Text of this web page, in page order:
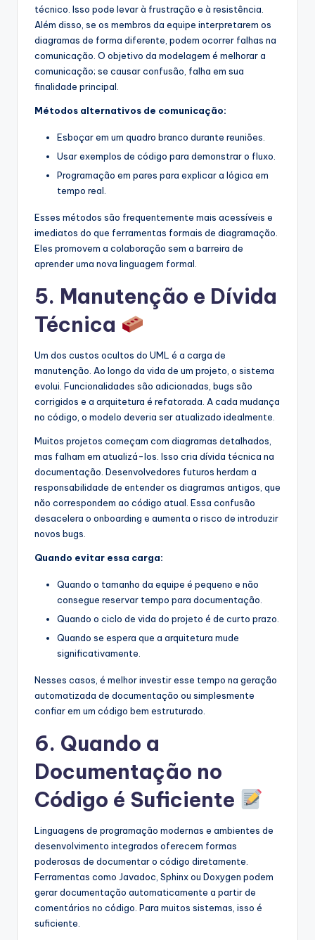
técnico. Isso pode levar à frustração e à resistência.
Além disso, se os membros da equipe interpretarem os
diagramas de forma diferente, podem ocorrer falhas na
comunicação. O objetivo da modelagem é melhorar a
comunicação; se causar confusão, falha em sua
finalidade principal.
Métodos alternativos de comunicação:
Esboçar em um quadro branco durante reuniões.
Usar exemplos de código para demonstrar o fluxo.
Programação em pares para explicar a lógica em
tempo real.
Esses métodos são frequentemente mais acessíveis e
imediatos do que ferramentas formais de diagramação.
Eles promovem a colaboração sem a barreira de
aprender uma nova linguagem formal.
5. Manutenção e Dívida
Técnica
Um dos custos ocultos do UML é a carga de
manutenção. Ao longo da vida de um projeto, o sistema
evolui. Funcionalidades são adicionadas, bugs são
corrigidos e a arquitetura é refatorada. A cada mudança
no código, o modelo deveria ser atualizado idealmente.
Muitos projetos começam com diagramas detalhados,
mas falham em atualizá-los. Isso cria dívida técnica na
documentação. Desenvolvedores futuros herdam a
responsabilidade de entender os diagramas antigos, que
não correspondem ao código atual. Essa confusão
desacelera o onboarding e aumenta o risco de introduzir
novos bugs.
Quando evitar essa carga:
Quando o tamanho da equipe é pequeno e não
consegue reservar tempo para documentação.
Quando o ciclo de vida do projeto é de curto prazo.
Quando se espera que a arquitetura mude
significativamente.
Nesses casos, é melhor investir esse tempo na geração
automatizada de documentação ou simplesmente
confiar em um código bem estruturado.
6. Quando a
Documentação no
Código é Suficiente
Linguagens de programação modernas e ambientes de
desenvolvimento integrados oferecem formas
poderosas de documentar o código diretamente.
Ferramentas como Javadoc, Sphinx ou Doxygen podem
gerar documentação automaticamente a partir de
comentários no código. Para muitos sistemas, isso é
suficiente.